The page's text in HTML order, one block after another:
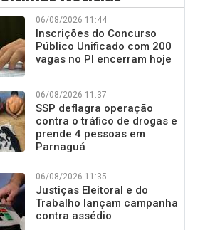
06/08/2026 11:44
Inscrições do Concurso
Público Unificado com 200
vagas no PI encerram hoje
06/08/2026 11:37
SSP deflagra operação
contra o tráfico de drogas e
prende 4 pessoas em
Parnaguá
06/08/2026 11:35
Justiças Eleitoral e do
Trabalho lançam campanha
contra assédio